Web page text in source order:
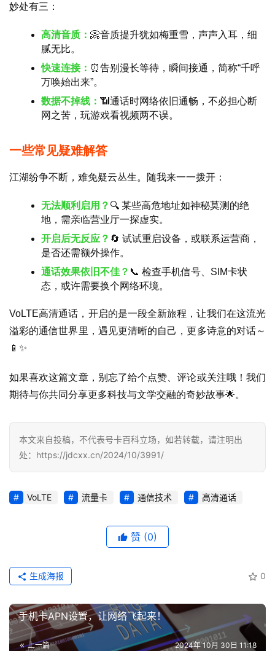
百
业
讯
码
认
证
增
值
登录 注册
投稿
妙处有三：
高清音质： 📀音质提升犹如梅重雪，声声入耳，细
腻无比。
快速连接： ⏰告别漫长等待，瞬间接通，简称“千呼
万唤始出来”。
数据不掉线： 📶通话时网络依旧通畅，不必担心断
网之苦，玩游戏看视频两不误。
一些常见疑难解答
江湖纷争不断，难免疑云丛生。随我来一一拨开：
无法顺利启用？ 🔍 某些高危地址如神秘莫测的绝
地，需亲临营业厅一探虚实。
开启后无反应？ 🔄 试试重启设备，或联系运营商，
是否还需额外操作。
通话效果依旧不佳？ 📞 检查手机信号、SIM卡状
态，或许需要换个网络环境。
VoLTE高清通话，开启的是一段全新旅程，让我们在这流光
溢彩的通信世界里，遇见更清晰的自己，更多诗意的对话～
📱✨
如果喜欢这篇文章，别忘了给个点赞、评论或关注哦！我们
期待与你共同分享更多科技与文学交融的奇妙故事🌟。
本文来自投稿，不代表号卡百科立场，如若转载，请注明出
处：https://jdcxx.cn/2024/10/3991/
VoLTE 流量卡 通信技术 高清通话
赞 (0)
0
生成海报
手机卡APN设置，让网络飞起来！
上一篇 2024年 10月 30日 11:18